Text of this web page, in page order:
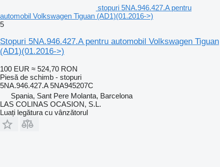
stopuri 5NA.946.427.A pentru
automobil Volkswagen Tiguan (AD1)(01.2016->)
5
Stopuri 5NA.946.427.A pentru automobil Volkswagen Tiguan
(AD1)(01.2016->)
100 EUR ≈ 524,70 RON
Piesă de schimb - stopuri
5NA.946.427.A 5NA945207C
Spania, Sant Pere Molanta, Barcelona
LAS COLINAS OCASION, S.L.
Luați legătura cu vânzătorul